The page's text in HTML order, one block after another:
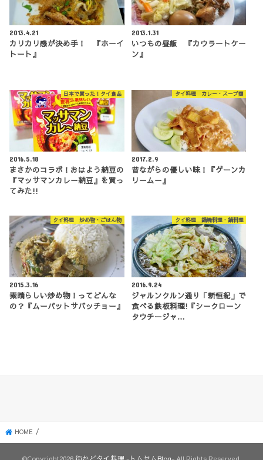
2013.4.21
カリカリ感が決め手！ 『ホーイ
トート』
2013.1.31
いつもの昼飯 『カウラートケー
ン』
日本で買った！タイ食品
2016.5.18
まさかのコラボ！おはよう納豆の
『マッサマンカレー納豆』を買っ
てみた!!
タイ料理 カレー・スープ類
2017.2.9
昔ながらの優しい味！『ゲーンカ
リームー』
タイ料理 炒め物・ごはん物
2015.3.16
素晴らしい炒め物！ってどんな
の？『ムーパットサバッチョー』
タイ料理 鍋焼料理・鍋料理
2016.9.24
ジャルンクルン通り「新恒紀」で
食べる鉄板料理!『シークローン
タウチージャ…
HOME
©Copyright2026 街かどタイ料理 -トムヤムBlog- .All Rights Reserved.